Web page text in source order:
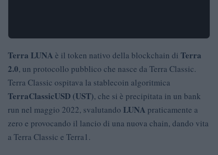
Terra LUNA è il token nativo della blockchain di Terra
2.0, un protocollo pubblico che nasce da Terra Classic.
Terra Classic ospitava la stablecoin algoritmica
TerraClassicUSD (UST), che si è precipitata in un bank
run nel maggio 2022, svalutando LUNA praticamente a
zero e provocando il lancio di una nuova chain, dando vita
a Terra Classic e Terra1.